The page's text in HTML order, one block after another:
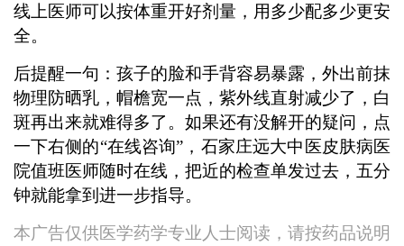
线上医师可以按体重开好剂量，用多少配多少更安
全。
后提醒一句：孩子的脸和手背容易暴露，外出前抹
物理防晒乳，帽檐宽一点，紫外线直射减少了，白
斑再出来就难得多了。如果还有没解开的疑问，点
一下右侧的“在线咨询”，石家庄远大中医皮肤病医
院值班医师随时在线，把近的检查单发过去，五分
钟就能拿到进一步指导。
本广告仅供医学药学专业人士阅读，请按药品说明